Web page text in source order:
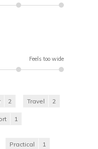
Feels too wide
2 Travel 2
1
Practical 1